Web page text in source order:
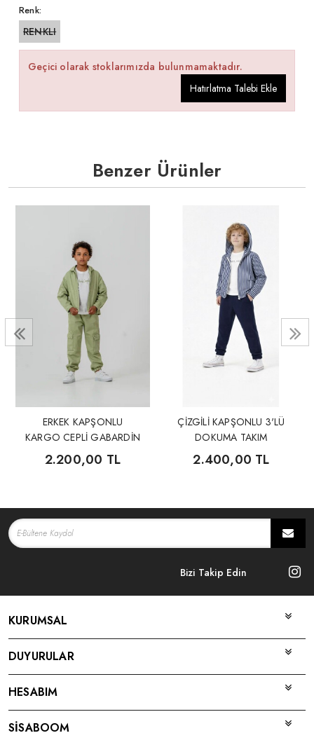
Renk:
RENKLI
Geçici olarak stoklarımızda bulunmamaktadır.
Hatırlatma Talebi Ekle
Benzer Ürünler
ERKEK KAPŞONLU
KARGO CEPLİ GABARDİN
3'LÜ TAKIM
2.200,00 TL
ÇİZGİLİ KAPŞONLU 3'LÜ
DOKUMA TAKIM
2.400,00 TL
Bizi Takip Edin
KURUMSAL
DUYURULAR
HESABIM
SİSABOOM